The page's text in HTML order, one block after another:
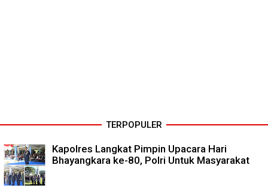
TERPOPULER
Kapolres Langkat Pimpin Upacara Hari
Bhayangkara ke-80, Polri Untuk Masyarakat